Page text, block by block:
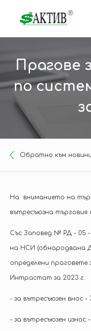
Прагове
по
Oбратно към
На вниманието на
вътресъюзна търговия
Със Заповед № РД - 05 -
на НСИ (обнародвана
определени праговете
Интрастат за 2023 г.:
- за вътресъюзен внос -
- за вътресъюзен износ -